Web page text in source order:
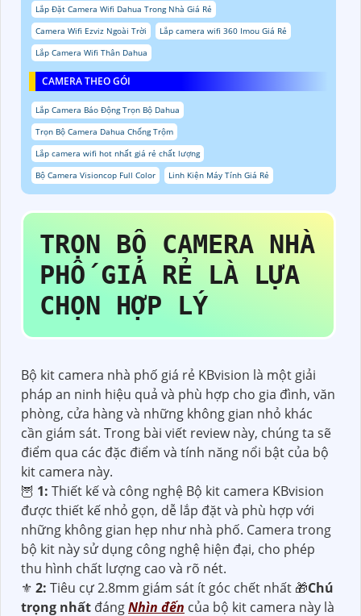
Lắp Đặt Camera Wifi Dahua Trong Nhà Giá Rẻ
Camera Wifi Ezviz Ngoài Trời
Lắp camera wifi 360 Imou Giá Rẻ
Lắp Camera Wifi Thân Dahua
CAMERA THEO GÓI
Lắp Camera Báo Động Trọn Bộ Dahua
Trọn Bộ Camera Dahua Chống Trộm
Lắp camera wifi hot nhất giá rẻ chất lượng
Bộ Camera Visioncop Full Color
Linh Kiện Máy Tính Giá Rẻ
TRỌN BỘ CAMERA NHÀ
PHỐ GIÁ RẺ LÀ LỰA
CHỌN HỢP LÝ
Bộ kit camera nhà phố giá rẻ KBvision là một giải
pháp an ninh hiệu quả và phù hợp cho gia đình, văn
phòng, cửa hàng và những không gian nhỏ khác
cần giám sát. Trong bài viết review này, chúng ta sẽ
điểm qua các đặc điểm và tính năng nổi bật của bộ
kit camera này.
🦉 1: Thiết kế và công nghệ Bộ kit camera KBvision
được thiết kế nhỏ gọn, dễ lắp đặt và phù hợp với
những không gian hẹp như nhà phố. Camera trong
bộ kit này sử dụng công nghệ hiện đại, cho phép
thu hình chất lượng cao và rõ nét.
⚜️ 2: Tiêu cự 2.8mm giám sát ít góc chết nhất 🎁Chú
trọng nhất đángNhìn đến của bộ kit camera này là